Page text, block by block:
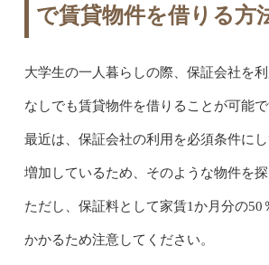
で賃貸物件を借りる方
大学生の一人暮らしの際、保証会社を
なしでも賃貸物件を借りることが可能で
最近は、保証会社の利用を必須条件に
増加しているため、そのような物件を探
ただし、保証料として家賃1か月分の50
かかるため注意してください。